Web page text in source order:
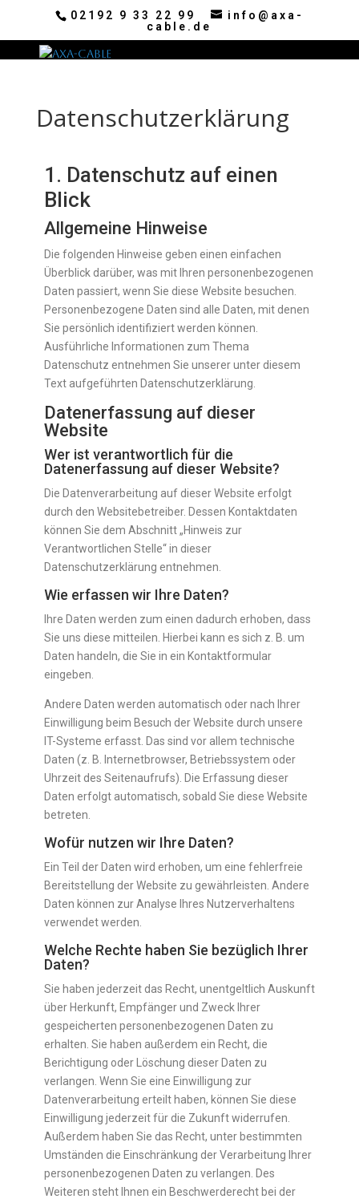
02192 9 33 22 99
info@axa-
cable.de
Datenschutzerklärung
1. Datenschutz auf einen
Blick
Allgemeine Hinweise
Die folgenden Hinweise geben einen einfachen
Überblick darüber, was mit Ihren personenbezogenen
Daten passiert, wenn Sie diese Website besuchen.
Personenbezogene Daten sind alle Daten, mit denen
Sie persönlich identifiziert werden können.
Ausführliche Informationen zum Thema
Datenschutz entnehmen Sie unserer unter diesem
Text aufgeführten Datenschutzerklärung.
Datenerfassung auf dieser
Website
Wer ist verantwortlich für die
Datenerfassung auf dieser Website?
Die Datenverarbeitung auf dieser Website erfolgt
durch den Websitebetreiber. Dessen Kontaktdaten
können Sie dem Abschnitt „Hinweis zur
Verantwortlichen Stelle“ in dieser
Datenschutzerklärung entnehmen.
Wie erfassen wir Ihre Daten?
Ihre Daten werden zum einen dadurch erhoben, dass
Sie uns diese mitteilen. Hierbei kann es sich z. B. um
Daten handeln, die Sie in ein Kontaktformular
eingeben.
Andere Daten werden automatisch oder nach Ihrer
Einwilligung beim Besuch der Website durch unsere
IT-Systeme erfasst. Das sind vor allem technische
Daten (z. B. Internetbrowser, Betriebssystem oder
Uhrzeit des Seitenaufrufs). Die Erfassung dieser
Daten erfolgt automatisch, sobald Sie diese Website
betreten.
Wofür nutzen wir Ihre Daten?
Ein Teil der Daten wird erhoben, um eine fehlerfreie
Bereitstellung der Website zu gewährleisten. Andere
Daten können zur Analyse Ihres Nutzerverhaltens
verwendet werden.
Welche Rechte haben Sie bezüglich Ihrer
Daten?
Sie haben jederzeit das Recht, unentgeltlich Auskunft
über Herkunft, Empfänger und Zweck Ihrer
gespeicherten personenbezogenen Daten zu
erhalten. Sie haben außerdem ein Recht, die
Berichtigung oder Löschung dieser Daten zu
verlangen. Wenn Sie eine Einwilligung zur
Datenverarbeitung erteilt haben, können Sie diese
Einwilligung jederzeit für die Zukunft widerrufen.
Außerdem haben Sie das Recht, unter bestimmten
Umständen die Einschränkung der Verarbeitung Ihrer
personenbezogenen Daten zu verlangen. Des
Weiteren steht Ihnen ein Beschwerderecht bei der